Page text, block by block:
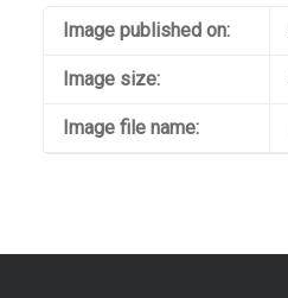
Image published on:
Image size:
Image file name: